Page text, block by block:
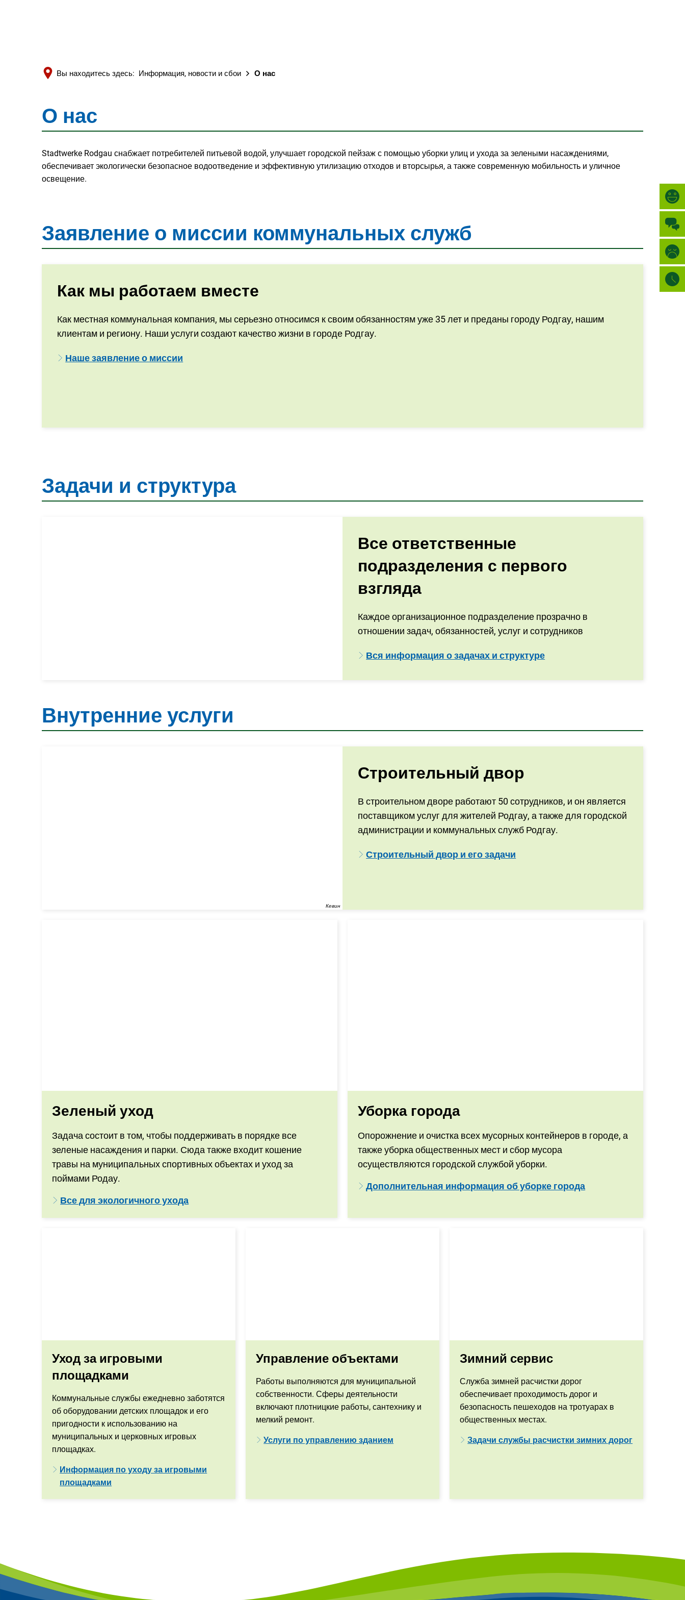
Вы находитесь здесь: Информация, новости и сбои О нас
О нас
Stadtwerke Rodgau снабжает потребителей питьевой водой, улучшает городской пейзаж с помощью уборки улиц и ухода за зелеными насаждениями,
обеспечивает экологически безопасное водоотведение и эффективную утилизацию отходов и вторсырья, а также современную мобильность и уличное
освещение.
Заявление о миссии коммунальных служб
Как мы работаем вместе
Как местная коммунальная компания, мы серьезно относимся к своим обязанностям уже 35 лет и преданы городу Родгау, нашим
клиентам и региону. Наши услуги создают качество жизни в городе Родгау.
Наше заявление о миссии
Задачи и структура
Все ответственные
подразделения с первого
взгляда
Каждое организационное подразделение прозрачно в
отношении задач, обязанностей, услуг и сотрудников
Вся информация о задачах и структуре
Внутренние услуги
Кевин
Строительный двор
В строительном дворе работают 50 сотрудников, и он является
поставщиком услуг для жителей Родгау, а также для городской
администрации и коммунальных служб Родгау.
Строительный двор и его задачи
Зеленый уход
Задача состоит в том, чтобы поддерживать в порядке все
зеленые насаждения и парки. Сюда также входит кошение
травы на муниципальных спортивных объектах и уход за
поймами Родау.
Все для экологичного ухода
Уборка города
Опорожнение и очистка всех мусорных контейнеров в городе, а
также уборка общественных мест и сбор мусора
осуществляются городской службой уборки.
Дополнительная информация об уборке города
Уход за игровыми
площадками
Коммунальные службы ежедневно заботятся
об оборудовании детских площадок и его
пригодности к использованию на
муниципальных и церковных игровых
площадках.
Информация по уходу за игровыми
площадками
Управление объектами
Работы выполняются для муниципальной
собственности. Сферы деятельности
включают плотницкие работы, сантехнику и
мелкий ремонт.
Услуги по управлению зданием
Зимний сервис
Служба зимней расчистки дорог
обеспечивает проходимость дорог и
безопасность пешеходов на тротуарах в
общественных местах.
Задачи службы расчистки зимних дорог